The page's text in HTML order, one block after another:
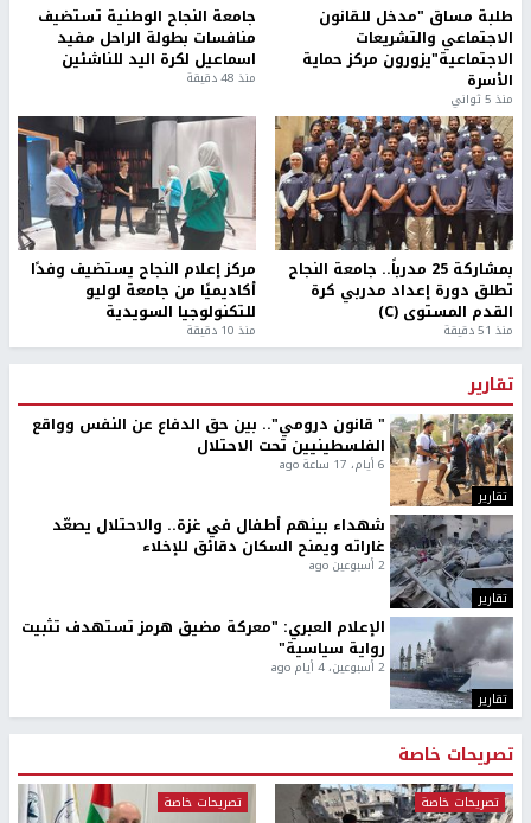
طلبة مساق "مدخل للقانون
الاجتماعي والتشريعات
الاجتماعية"يزورون مركز حماية
الأسرة
منذ 5 ثواني
جامعة النجاح الوطنية تستضيف
منافسات بطولة الراحل مفيد
اسماعيل لكرة اليد للناشئين
منذ 48 دقيقة
بمشاركة 25 مدرباً.. جامعة النجاح
تطلق دورة إعداد مدربي كرة
القدم المستوى (C)
منذ 51 دقيقة
مركز إعلام النجاح يستضيف وفدًا
أكاديميًا من جامعة لوليو
للتكنولوجيا السويدية
منذ 10 دقيقة
تقارير
تقارير
" قانون درومي".. بين حق الدفاع عن النفس وواقع
الفلسطينيين تحت الاحتلال
6 أيام، 17 ساعة ago
تقارير
شهداء بينهم أطفال في غزة.. والاحتلال يصعّد
غاراته ويمنح السكان دقائق للإخلاء
2 أسبوعين ago
تقارير
الإعلام العبري: "معركة مضيق هرمز تستهدف تثبيت
رواية سياسية"
2 أسبوعين، 4 أيام ago
تصريحات خاصة
تصريحات خاصة تصريحات خاصة